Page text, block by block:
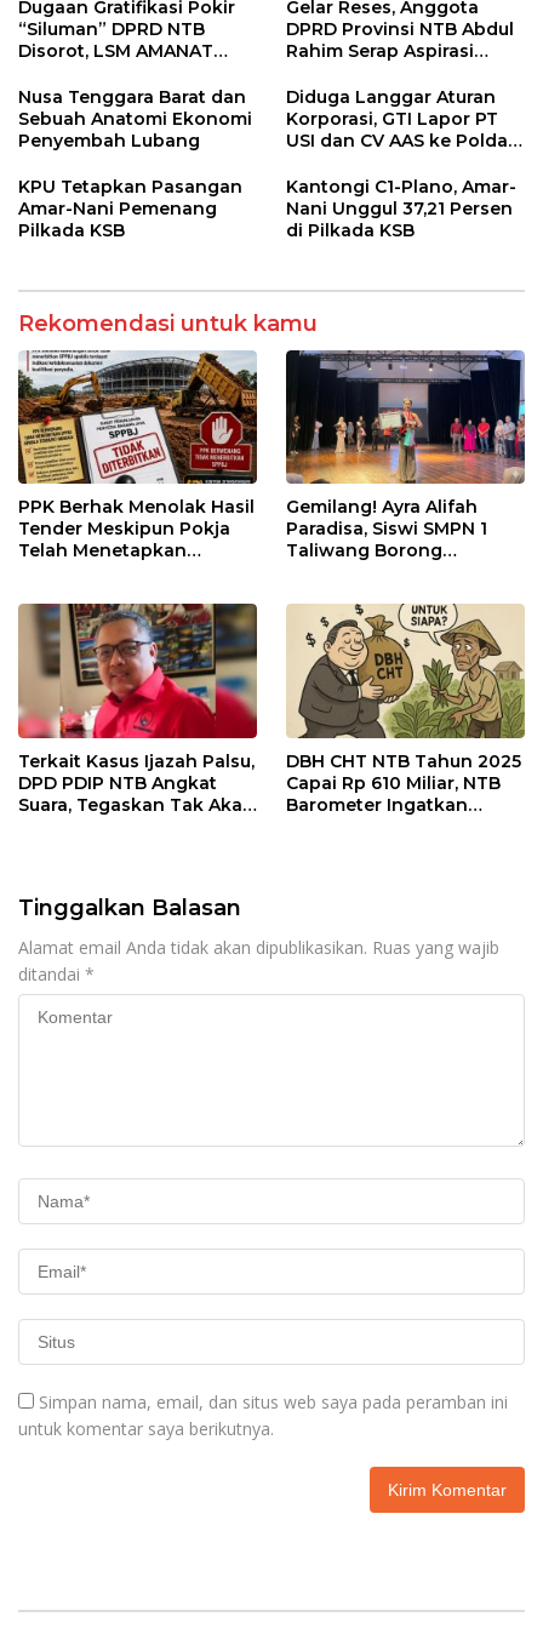
Dugaan Gratifikasi Pokir
“Siluman” DPRD NTB
Disorot, LSM AMANAT
Status Penyidikan
Gelar Reses, Anggota
DPRD Provinsi NTB Abdul
Rahim Serap Aspirasi
Nusa Tenggara Barat dan
Sebuah Anatomi Ekonomi
Penyembah Lubang
Diduga Langgar Aturan
Korporasi, GTI Lapor PT
USI dan CV AAS ke Polda
KPU Tetapkan Pasangan
Amar-Nani Pemenang
Pilkada KSB
Kantongi C1-Plano, Amar-
Nani Unggul 37,21 Persen
di Pilkada KSB
Rekomendasi untuk kamu
PPK Berhak Menolak Hasil
Tender Meskipun Pokja
Telah Menetapkan
Gemilang! Ayra Alifah
Paradisa, Siswi SMPN 1
Taliwang Borong
Terkait Kasus Ijazah Palsu,
DPD PDIP NTB Angkat
Suara, Tegaskan Tak Akan
DBH CHT NTB Tahun 2025
Capai Rp 610 Miliar, NTB
Barometer Ingatkan
Tinggalkan Balasan
Alamat email Anda tidak akan dipublikasikan. Ruas yang wajib
ditandai *
Simpan nama, email, dan situs web saya pada peramban ini
untuk komentar saya berikutnya.